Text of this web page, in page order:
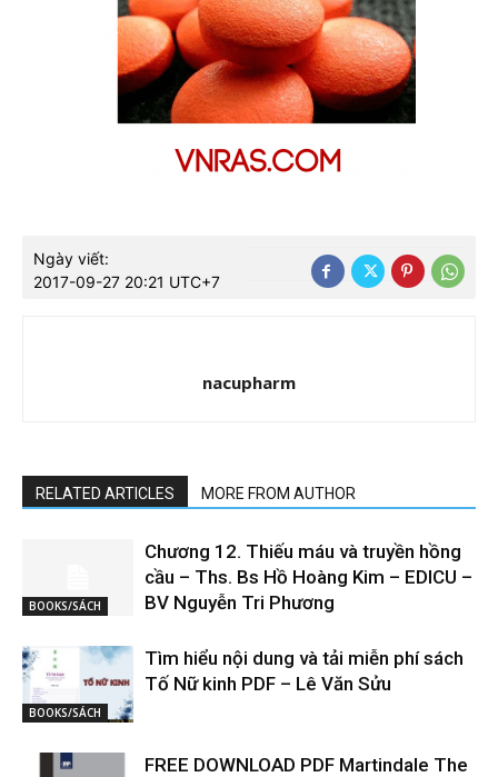
Ngày viết:
2017-09-27 20:21 UTC+7
nacupharm
RELATED ARTICLES MORE FROM AUTHOR
BOOKS/SÁCH
Chương 12. Thiếu máu và truyền hồng
cầu – Ths. Bs Hồ Hoàng Kim – EDICU –
BV Nguyễn Tri Phương
BOOKS/SÁCH
Tìm hiểu nội dung và tải miễn phí sách
Tố Nữ kinh PDF – Lê Văn Sửu
FREE DOWNLOAD PDF Martindale The